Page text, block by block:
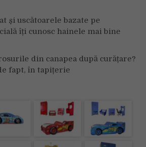
și uscătoarele bazate pe
îți cunosc hainele mai bine
din canapea după curățare?
fapt, în tapițerie